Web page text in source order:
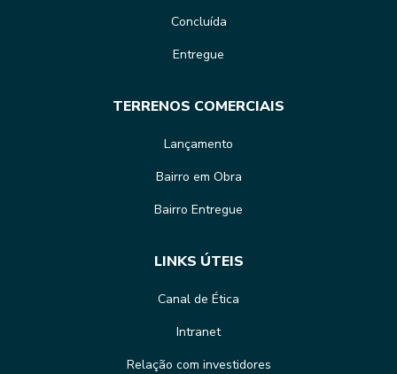
Concluída
Entregue
TERRENOS COMERCIAIS
Lançamento
Bairro em Obra
Bairro Entregue
LINKS ÚTEIS
Canal de Ética
Intranet
Relação com investidores